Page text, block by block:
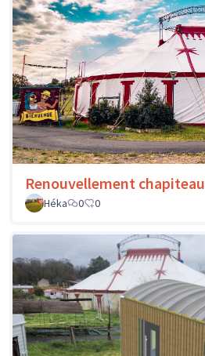
Renouvellement chapiteau
Héka
0 0